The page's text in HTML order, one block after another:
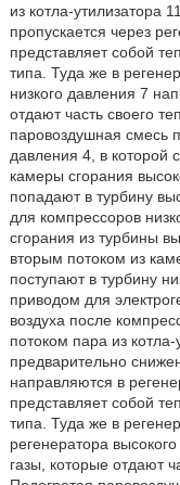
из котла-утилизатора
пропускается через
представляет собой
типа. Туда же в
низкого давления 7
отдают часть своего
паровоздушная смесь
давления 4, в которой
камеры сгорания
попадают в турбину
для компрессоров
сгорания из турбины
вторым потоком из
поступают в турбину
приводом для
воздуха после
потоком пара из
предварительно
направляются в
представляет собой
типа. Туда же в
регенератора
газы, которые отдают